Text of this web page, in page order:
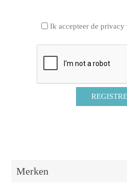
Ik accepteer de privacy
Merken